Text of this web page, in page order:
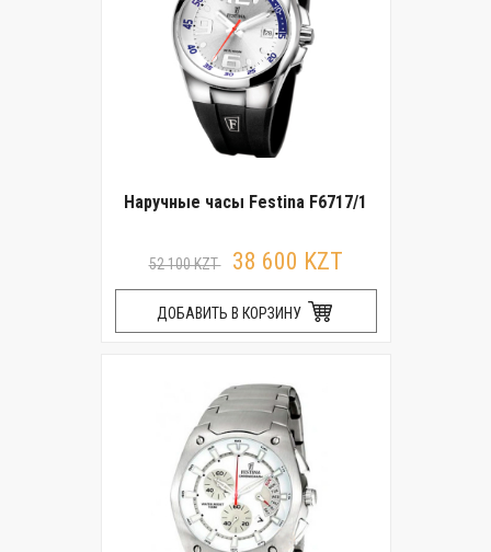
Наручные часы Festina F6717/1
52 100 KZT 38 600 KZT
ДОБАВИТЬ В КОРЗИНУ